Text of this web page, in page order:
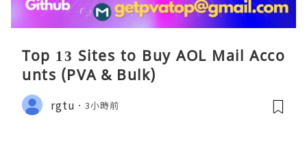
Top 13 Sites to Buy AOL Mail Acco
unts (PVA & Bulk)
rgtu 3小時前